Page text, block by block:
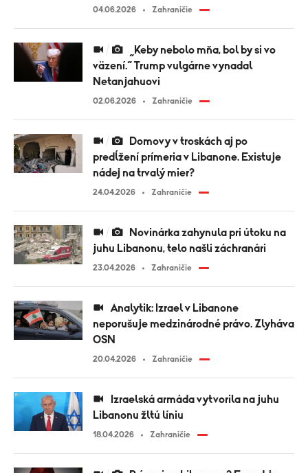
04.06.2026 Zahraničie
väzení.“ Trump vulgárne vynadal
Netanjahuovi
02.06.2026 Zahraničie
predĺžení prímeria v Libanone. Existuje
nádej na trvalý mier?
24.04.2026 Zahraničie
juhu Libanonu, telo našli záchranári
23.04.2026 Zahraničie
neporušuje medzinárodné právo. Zlyháva
OSN
20.04.2026 Zahraničie
Libanonu žltú líniu
18.04.2026 Zahraničie